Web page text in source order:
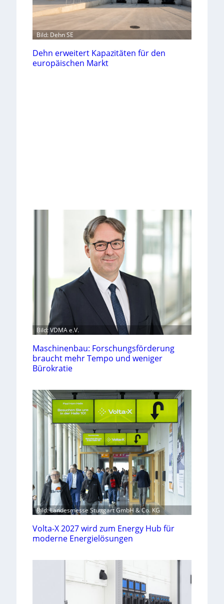
Bild: Dehn SE
Dehn erweitert Kapazitäten für den
europäischen Markt
Bild: VDMA e.V.
Maschinenbau: Forschungsförderung
braucht mehr Tempo und weniger
Bürokratie
Bild: Landesmesse Stuttgart GmbH & Co. KG
Volta-X 2027 wird zum Energy Hub für
moderne Energielösungen